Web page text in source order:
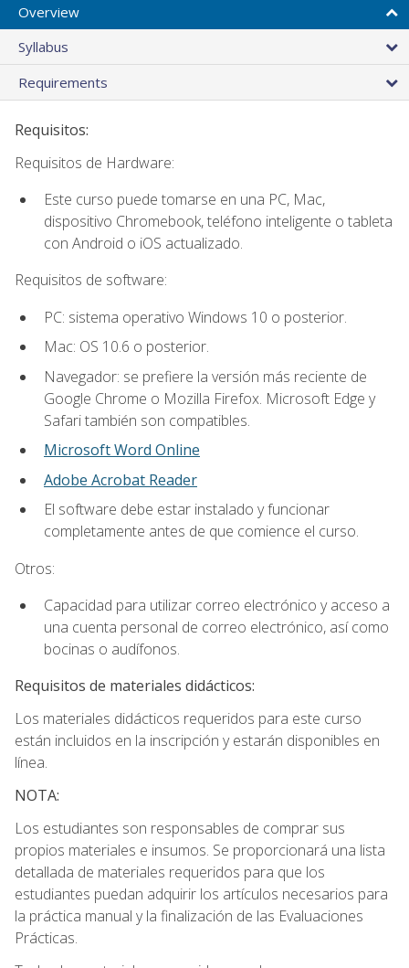
Overview
Syllabus
Requirements
Requisitos:
Requisitos de Hardware:
Este curso puede tomarse en una PC, Mac,
dispositivo Chromebook, teléfono inteligente o tableta
con Android o iOS actualizado.
Requisitos de software:
PC: sistema operativo Windows 10 o posterior.
Mac: OS 10.6 o posterior.
Navegador: se prefiere la versión más reciente de
Google Chrome o Mozilla Firefox. Microsoft Edge y
Safari también son compatibles.
Microsoft Word Online
Adobe Acrobat Reader
El software debe estar instalado y funcionar
completamente antes de que comience el curso.
Otros:
Capacidad para utilizar correo electrónico y acceso a
una cuenta personal de correo electrónico, así como
bocinas o audífonos.
Requisitos de materiales didácticos:
Los materiales didácticos requeridos para este curso
están incluidos en la inscripción y estarán disponibles en
línea.
NOTA:
Los estudiantes son responsables de comprar sus
propios materiales e insumos. Se proporcionará una lista
detallada de materiales requeridos para que los
estudiantes puedan adquirir los artículos necesarios para
la práctica manual y la finalización de las Evaluaciones
Prácticas.